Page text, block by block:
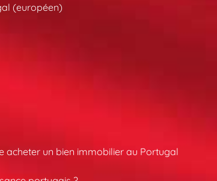
(européen)
acheter un bien immobilier au Portugal